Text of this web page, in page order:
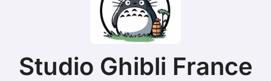
Studio Ghibli France